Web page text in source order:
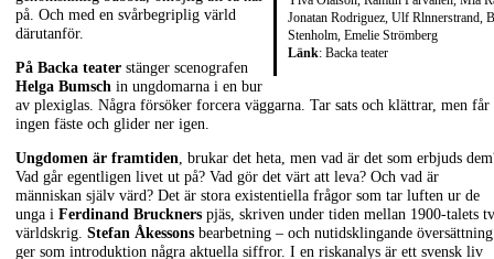
Jonatan Rodriguez, Ulf Rlnnerstrand,
Stenholm, Emelie Strömberg
Länk: Backa teater
på. Och med en svårbegriplig värld
därutanför.
På Backa teater stänger scenografen
Helga Bumsch in ungdomarna i en bur
av plexiglas. Några försöker forcera väggarna. Tar sats och klättrar, men får
ingen fäste och glider ner igen.
Ungdomen är framtiden , brukar det heta, men vad är det som erbjuds
Vad går egentligen livet ut på? Vad gör det värt att leva? Och vad är
människan själv värd? Det är stora existentiella frågor som tar luften ur de
unga i Ferdinand Bruckners pjäs, skriven under tiden mellan 1900-talets
världskrig. Stefan Åkessons bearbetning – och nutidsklingande
ger som introduktion några aktuella siffror. I en riskanalys är ett svensk liv